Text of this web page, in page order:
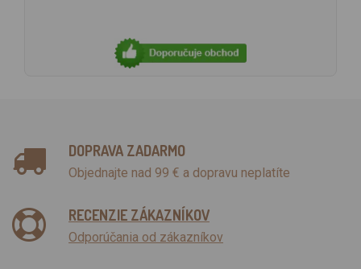
DOPRAVA ZADARMO
Objednajte nad 99 € a dopravu neplatíte
RECENZIE ZÁKAZNÍKOV
Odporúčania od zákazníkov